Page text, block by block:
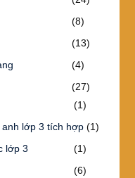
(8)
(13)
(4)
(27)
(1)
anh lớp 3 tích hợp(1)
lớp 3
(1)
(6)